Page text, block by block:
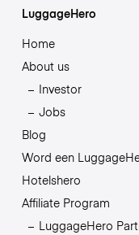
LuggageHero
Home
About us
Investor
Jobs
Blog
Word een
Hotelshero
Affiliate Program
LuggageHero